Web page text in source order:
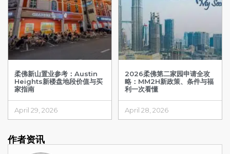
柔佛新山置业参考：Austin
Heights新楼盘地段价值与买
家指南
April 29, 2026
2026柔佛第二家园申请全攻
略：MM2H新政策、条件与福
利一次看懂
April 28, 2026
作者资讯